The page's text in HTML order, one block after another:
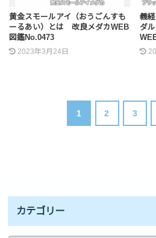
黄金スモールアイ（おうごんすも
ーるあい）とは 改良メダカWEB
図鑑No.0473
2023年3月24日
義
ダ
1 2 3
カテゴリー